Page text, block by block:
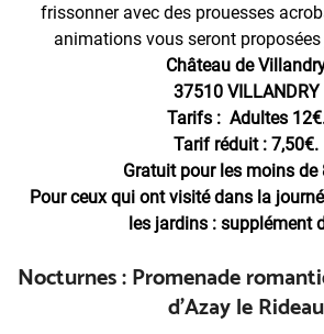
frissonner avec des prouesses
animations vous seront proposées
Château de
37510 VILLANDRY
Tarifs : Adultes
Tarif réduit : 7,50€.
Gratuit pour les moins de
Pour ceux qui ont visité dans la
les jardins : supplément
Nocturnes : Promenade
d’Azay le Rideau